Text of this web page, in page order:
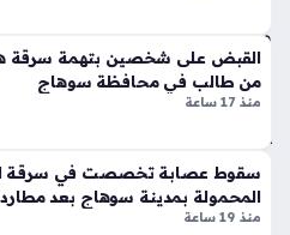
منذ
44
دقي
قة
تس
ريب
القبض على شخصين بتهمة سرقة
من طالب في محافظة سوهاج
منذ 17 ساعة
سقوط عصابة تخصصت في سرقة
المحمولة بمدينة سوهاج بعد
منذ 19 ساعة